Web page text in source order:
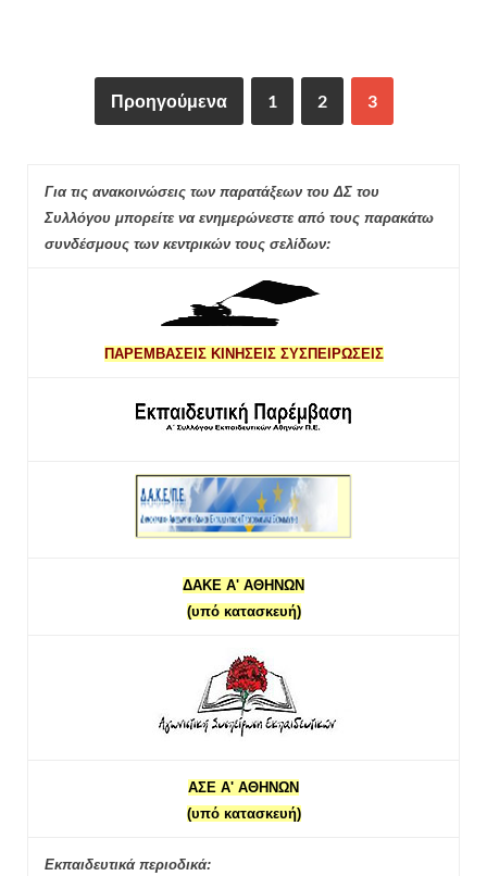
Προηγούμενα 1 2 3
Για τις ανακοινώσεις των παρατάξεων του ΔΣ του
Συλλόγου μπορείτε να ενημερώνεστε από τους παρακάτω
συνδέσμους των κεντρικών τους σελίδων:
ΠΑΡΕΜΒΑΣΕΙΣ ΚΙΝΗΣΕΙΣ ΣΥΣΠΕΙΡΩΣΕΙΣ
ΔΑΚΕ Α' ΑΘΗΝΩΝ
(υπό κατασκευή)
ΑΣΕ Α' ΑΘΗΝΩΝ
(υπό κατασκευή)
Εκπαιδευτικά περιοδικά: